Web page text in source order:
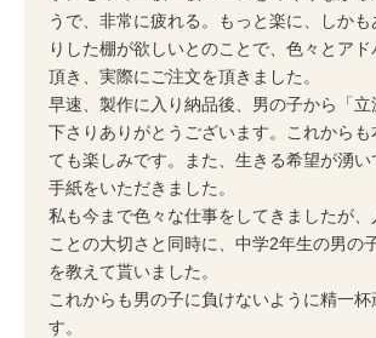
うで、非常に疲れる。もっと楽に、しか
りした棚が欲しいとのことで、色々とア
頂き、実際にご注文を頂きました。
早速、製作に入り納品後、男の子から「立
下さりありがとうございます。これからも
ても楽しみです。また、生きる希望が湧い
手紙をいただきました。
私も今まで色々な仕事をしてきましたが、
ことの大切さと同時に、中学2年生の男の
を教えて貰いました。
これからも男の子に負けないように精一杯
す。